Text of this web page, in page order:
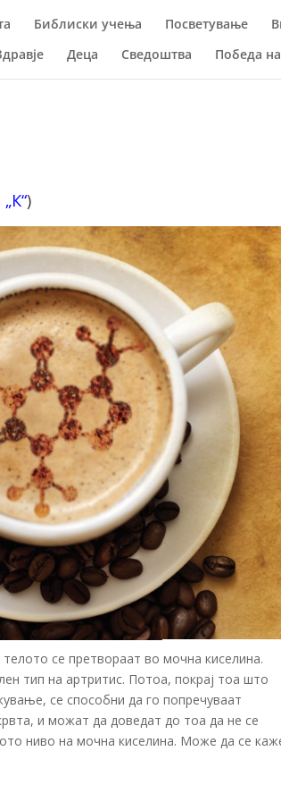
Библиски учења Посветување
Деца Сведоштва Победа
)
се претвораат во мочна киселина.
тип на артритис. Потоа, покрај тоа што
се способни да го попречуваат
и можат да доведат до тоа да не се
ниво на мочна киселина. Може да се